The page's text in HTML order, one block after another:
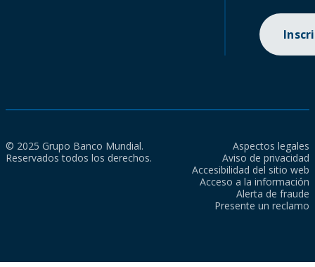
© 2025 Grupo Banco Mundial.
Reservados todos los derechos.
Aspectos legales
Aviso de privacidad
Accesibilidad del sitio web
Acceso a la información
Alerta de fraude
Presente un reclamo